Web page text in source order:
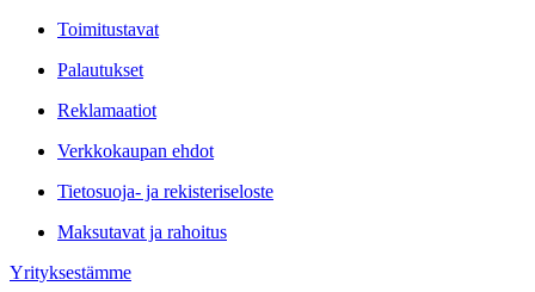
Toimitustavat
Palautukset
Reklamaatiot
Verkkokaupan ehdot
Tietosuoja- ja rekisteriseloste
Maksutavat ja rahoitus
Yrityksestämme